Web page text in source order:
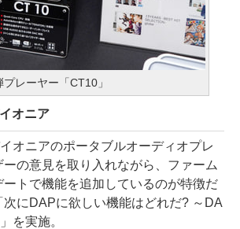
レーヤー「CT10」
オニア
オニアのポータブルオーディオプレ
の意見を取り入れながら、ファーム
ートで機能を追加しているのが特徴だ
次にDAPに欲しい機能はどれだ? ～DA
を実施。